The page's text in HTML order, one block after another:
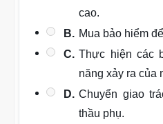
cao.
B. Mua bảo hiểm
C. Thực hiện các
năng xảy ra của
D. Chuyển giao
thầu phụ.